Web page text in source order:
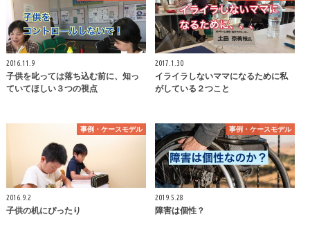
2016.11.9
子供を叱っては落ち込む前に、知っ
ていてほしい３つの視点
2017.1.30
イライラしないママになるために私
がしている２つこと
事例・ケースモデル
2016.9.2
子供の机にぴったり
事例・ケースモデル
2019.5.28
障害は個性？